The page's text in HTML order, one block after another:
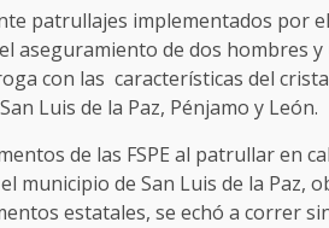
patrullajes implementados por
aseguramiento de dos hombres y
con las características del
Luis de la Paz, Pénjamo y León.
de las FSPE al patrullar en
municipio de San Luis de la Paz,
estatales, se echó a correr